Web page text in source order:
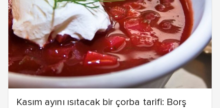
Kasım ayını ısıtacak bir çorba tarifi: Borş